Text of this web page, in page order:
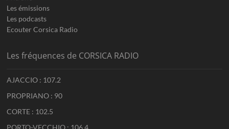
Les émissions
Les podcasts
Ecouter Corsica Radio
Les fréquences de CORSICA RADIO
AJACCIO : 107.2
PROPRIANO : 90
CORTE : 102.5
PORTO-VECCHIO : 106.4